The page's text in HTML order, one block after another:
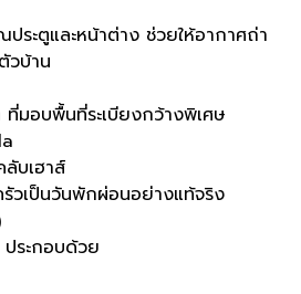
ประตูและหน้าต่าง ช่วยให้อากาศถ่า
วบ้าน
ที่มอบพื้นที่ระเบียงกว้างพิเศษ
ลับเฮาส์
วเป็นวันพักผ่อนอย่างแท้จริง
ระกอบด้วย